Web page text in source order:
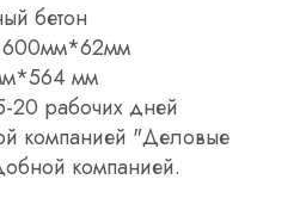
бетон
мм
20 рабочих дней
компанией "Деловые
компанией.